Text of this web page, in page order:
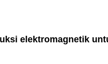
elektromagnetik